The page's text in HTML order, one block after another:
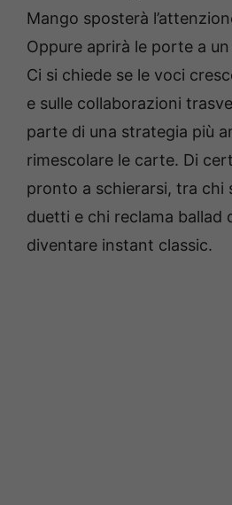
Mango sposterà
Oppure aprirà le porte a
Ci si chiede se le voci
e sulle collaborazioni
parte di una strategia più
rimescolare le carte. Di
pronto a schierarsi, tra chi
duetti e chi reclama ballad
diventare instant classic.